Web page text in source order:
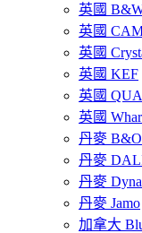
英國
英國
英國
英國 KEF
英國
英國
丹麥 B&O
丹麥
丹麥
丹麥 Jamo
加拿大